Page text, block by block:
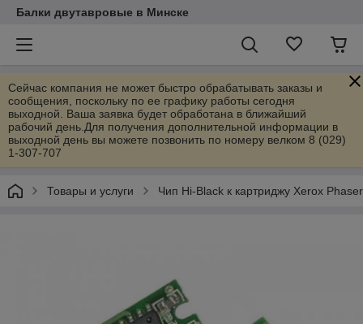
Балки двутавровые в Минске
Сейчас компания не может быстро обрабатывать заказы и
сообщения, поскольку по ее графику работы сегодня
выходной. Ваша заявка будет обработана в ближайший
рабочий день.Для получения дополнительной информации в
выходной день вы можете позвонить по номеру велком 8 (029)
1-307-707
Товары и услуги Чип Hi-Black к картриджу Xerox